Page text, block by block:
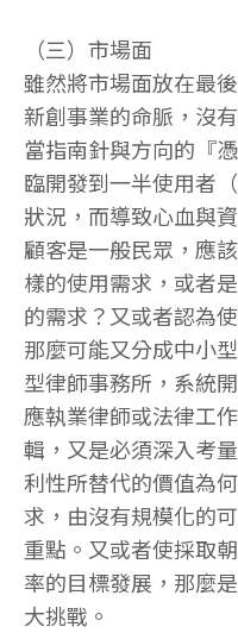
（三）市場面
雖然將市場面放在最
新創事業的命脈，沒
當指南針與方向的『
臨開發到一半使用者
狀況，而導致心血與
顧客是一般民眾，應
樣的使用需求，或者
的需求？又或者認為
那麼可能又分成中小
型律師事務所，系統
應執業律師或法律工
輯，又是必須深入考
利性所替代的價值為
求，由沒有規模化的
重點。又或者使採取
率的目標發展，那麼
大挑戰。